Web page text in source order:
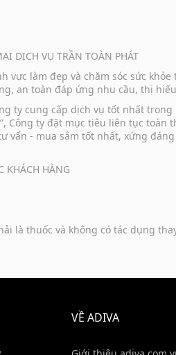
DỊCH VỤ TRẦN TOÀN PHÁT
làm đẹp và chăm sóc sức
an toàn đáp ứng nhu cầu, thị
ty cung cấp dịch vụ tốt nhất
Công ty đặt mục tiêu liên tục
vấn - mua sắm tốt nhất, xứng
KHÁCH HÀNG
là thuốc và không có tác dụng
VỀ ADIVA